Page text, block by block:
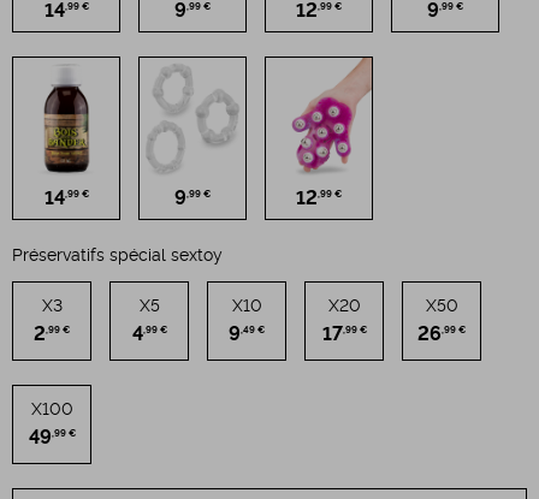
14,99 € 9,99 € 12,99 € 9,99 €
14,99 € 9,99 € 12,99 €
Préservatifs spécial sextoy
X3
2 ,99 €
X5
4 ,99 €
X10
9 ,49 €
X20
17,99 €
X50
26 ,99 €
X100
49 ,99 €